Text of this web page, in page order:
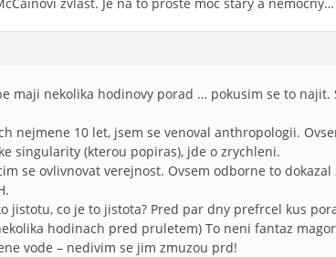
maji nekolika hodinovy porad … pokusim se to
nejmene 10 let, jsem se venoval anthropologii.
singularity (kterou popiras), jde o zrychleni.
se ovlivnovat verejnost. Ovsem odborne to
jistotu, co je to jistota? Pred par dny prefrcel kus
hodinach pred pruletem) To neni fantaz
vode – nedivim se jim zmuzou prd!